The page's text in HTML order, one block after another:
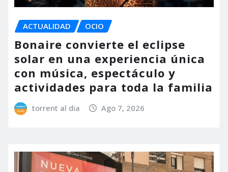
ACTUALIDAD OCIO
Bonaire convierte el eclipse
solar en una experiencia única
con música, espectáculo y
actividades para toda la familia
torrent al dia Ago 7, 2026